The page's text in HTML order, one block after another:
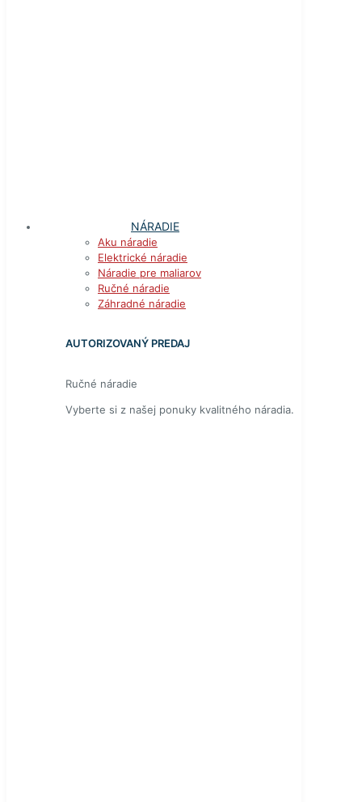
NÁRADIE
Aku náradie
Elektrické náradie
Náradie pre maliarov
Ručné náradie
Záhradné náradie
AUTORIZOVANÝ PREDAJ
Ručné náradie
Vyberte si z našej ponuky kvalitného náradia.